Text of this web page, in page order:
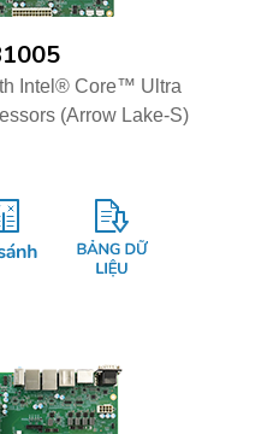
Intel® Core™ Ultra
(Arrow Lake-S)